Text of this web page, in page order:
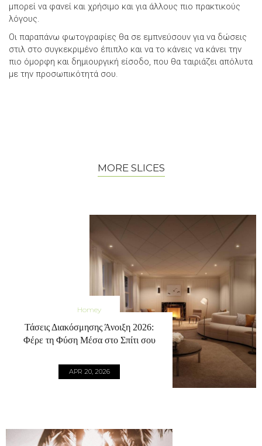
μπορεί να φανεί και χρήσιμο και για άλλους πιο πρακτικούς
λόγους.
Οι παραπάνω φωτογραφίες θα σε εμπνεύσουν για να δώσεις
στιλ στο συγκεκριμένο έπιπλο και να το κάνεις να κάνει την
πιο όμορφη και δημιουργική είσοδο, που θα ταιριάζει απόλυτα
με την προσωπικότητά σου.
MORE SLICES
Homey
Τάσεις Διακόσμησης Άνοιξη 2026:
Φέρε τη Φύση Μέσα στο Σπίτι σου
APR 20, 2026